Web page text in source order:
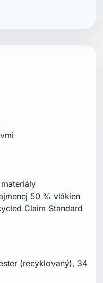
50 % vlákien
Claim Standard
(recyklovaný), 34